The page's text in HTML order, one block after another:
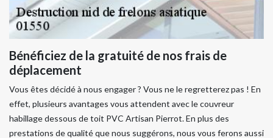
Bénéficiez de la gratuité de nos frais de
déplacement
Vous êtes décidé à nous engager ? Vous ne le regretterez pas ! En
effet, plusieurs avantages vous attendent avec le couvreur
habillage dessous de toit PVC Artisan Pierrot. En plus des
prestations de qualité que nous suggérons, nous vous ferons aussi